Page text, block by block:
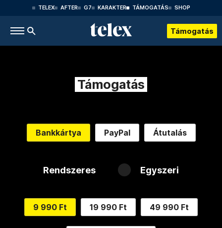
TELEX AFTER G7 KARAKTER TÁMOGATÁS SHOP
Támogatás
Támogatás
Bankkártya PayPal Átutalás
Rendszeres Egyszeri
9 990 Ft 19 990 Ft 49 990 Ft